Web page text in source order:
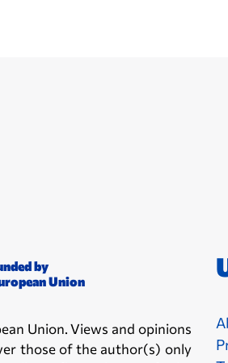
by
Union
Union. Views and opinions
those of the author(s) only